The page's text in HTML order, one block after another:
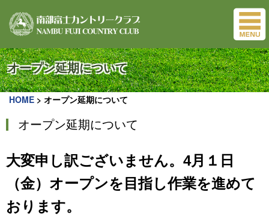
オープン延期について
HOME > オープン延期について
オープン延期について
大変申し訳ございません。 4月１日
（金）オープンを目指し作業を進めて
おります。